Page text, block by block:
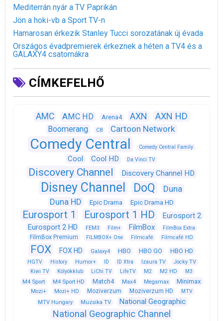
Mediterrán nyár a TV Paprikán
Jön a hoki-vb a Sport TV-n
Hamarosan érkezik Stanley Tucci sorozatának új évada
Országos évadpremierek érkeznek a héten a TV4 és a
GALAXY4 csatornákra
CÍMKEFELHŐ
AMC AMC HD Arena4 AXN AXN HD
Boomerang C8 Cartoon Network
Comedy Central Comedy Central Family
Cool Cool HD Da Vinci TV
Discovery Channel Discovery Channel HD
Disney Channel DoQ
Duna
Duna HD
Epic Drama Epic Drama HD
Eurosport 1 Eurosport 1 HD
Eurosport 2
Eurosport 2 HD
FEM3 Film+ FilmBox FilmBox Extra
FilmBox Premium FILMBOX+ One Filmcafé Filmcafé HD
FOX FOX HD Galaxy4 HBO HBO GO HBO HD
HGTV History Humor+ ID ID Xtra Izaura TV
Jocky TV
Kiwi TV
Kölyökklub LiChi TV LifeTV M2 M2 HD M3
M4 Sport M4 Sport HD Match4 Max4 Megamax Minimax
Mozi+ Mozi+ HD Moziverzum Moziverzum HD
MTV
MTV Hungary
Muzsika TV National Geographic
National Geographic Channel